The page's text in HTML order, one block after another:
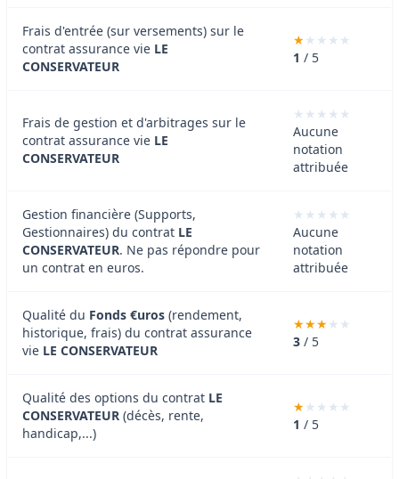
Frais d'entrée (sur versements) sur le
contrat assurance vie LE
CONSERVATEUR
1 / 5
Frais de gestion et d'arbitrages sur le
contrat assurance vie LE
CONSERVATEUR
Aucune
notation
attribuée
Gestion financière (Supports,
Gestionnaires) du contrat LE
CONSERVATEUR. Ne pas répondre pour
un contrat en euros.
Aucune
notation
attribuée
Qualité du Fonds €uros (rendement,
historique, frais) du contrat assurance
vie LE CONSERVATEUR
3 / 5
Qualité des options du contrat LE
CONSERVATEUR (décès, rente,
handicap,...)
1 / 5